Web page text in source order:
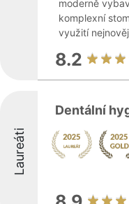
moderně
komplexní
využití
8.2
Laureáti
Dentální